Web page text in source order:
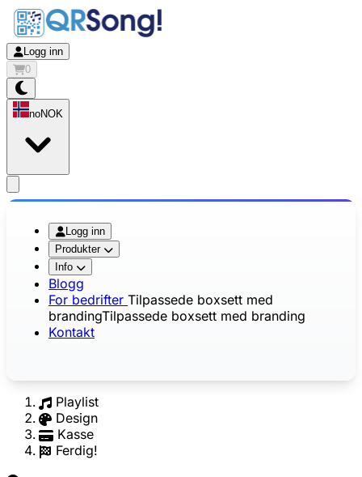
Logg inn
0
noNOK
Logg inn
Produkter
Info
Blogg
For bedrifter Tilpassede boxsett med
brandingTilpassede boxsett med branding
Kontakt
Playlist
Design
Kasse
Ferdig!